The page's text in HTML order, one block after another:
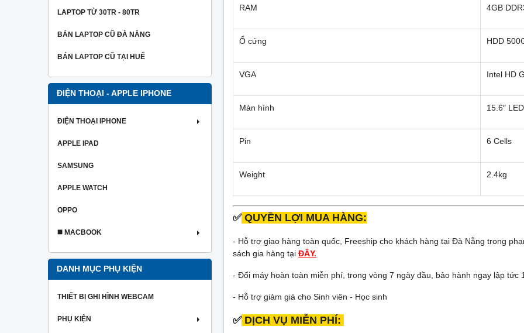
LAPTOP TỪ 30TR - 80TR
BÁN LAPTOP CŨ ĐÀ NẴNG
BÁN LAPTOP CŨ TẠI HUẾ
ĐIỆN THOẠI - APPLE IPHONE
ĐIỆN THOẠI IPHONE
APPLE IPAD
SAMSUNG
APPLE WATCH
OPPO
◼️ MACBOOK
DANH MỤC PHỤ KIỆN
THIẾT BỊ GHI HÌNH WEBCAM
PHỤ KIỆN
RAM 4GB
Ổ cứng HDD
VGA Intel HD
Màn hình 15.6″
Pin 6 Cells
Weight 2.4kg
✅ QUYỀN LỢI MUA HÀNG:
- Hỗ trợ giao hàng toàn quốc, Freeship cho khách hàng tại Đà Nẵng trong
sách gia hàng tại ĐÂY.
- Đổi máy hoàn toàn miễn phí, trong vòng 7 ngày đầu, bảo hành ngay lập tức 1
- Hỗ trợ giảm giá cho Sinh viên - Học sinh
✅ DỊCH VỤ MIỄN PHÍ: